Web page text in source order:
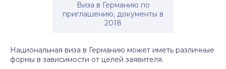
Виза в Германию по
приглашению, документы в
2018
Национальная виза в Германию может иметь различные
формы в зависимости от целей заявителя.